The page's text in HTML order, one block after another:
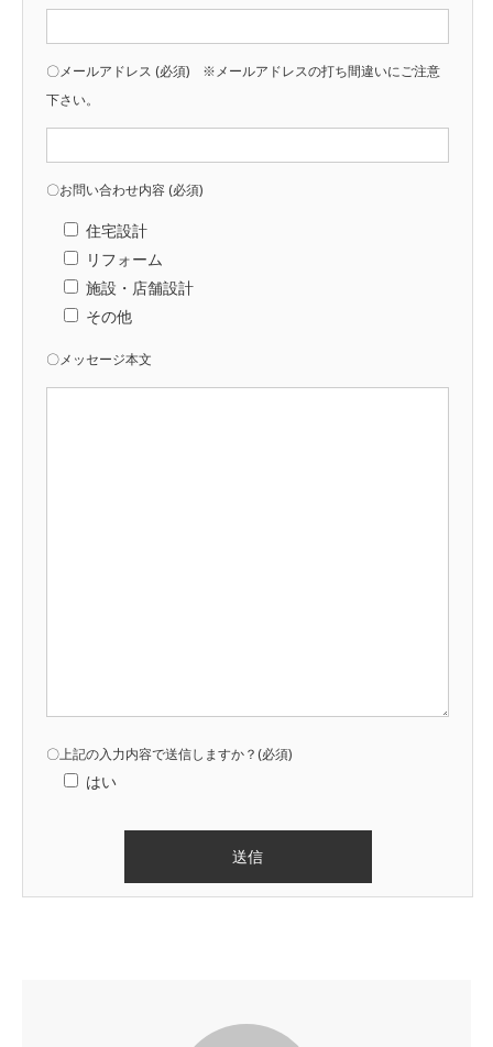
〇メールアドレス (必須) ※メールアドレスの打ち間違いにご注意
下さい。
〇お問い合わせ内容 (必須)
住宅設計
リフォーム
施設・店舗設計
その他
〇メッセージ本文
〇上記の入力内容で送信しますか？(必須)
はい